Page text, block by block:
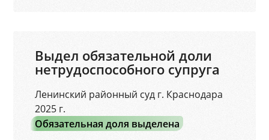
Выдел обязательной доли
нетрудоспособного супруга
Ленинский районный суд г. Краснодара
2025 г.
Обязательная доля выделена